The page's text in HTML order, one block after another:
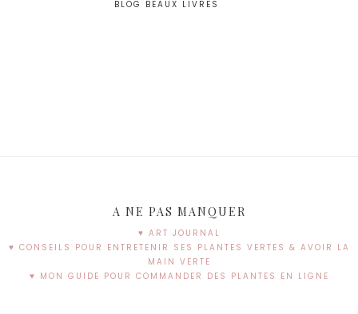
A NE PAS MANQUER
♥ ART JOURNAL
♥ CONSEILS POUR ENTRETENIR SES PLANTES VERTES & AVOIR LA
MAIN VERTE
♥ MON GUIDE POUR COMMANDER DES PLANTES EN LIGNE